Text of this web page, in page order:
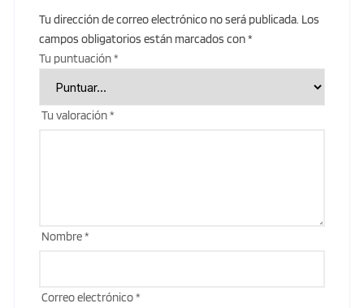
Tu dirección de correo electrónico no será publicada. Los
campos obligatorios están marcados con*
Tu puntuación*
Tu valoración*
Nombre*
Correo electrónico*